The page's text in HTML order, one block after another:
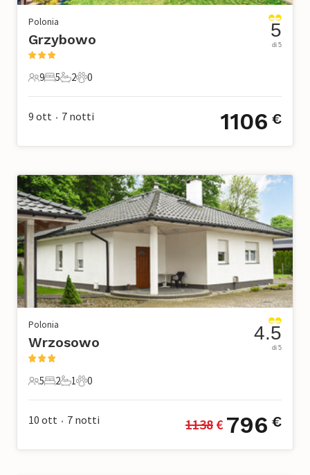
Polonia
Grzybowo
9 Ospiti
9
5 Camere da letto
5
2 Bagni
2
0 Animali domestici
0
5
di 5
9 ott • 7 notti 1106 €
Polonia
Wrzosowo
5 Ospiti
5
2 Camere da letto
2
1 Bagno
1
0 Animali domestici
0
4.5
di 5
10 ott • 7 notti 1138 € 796 €